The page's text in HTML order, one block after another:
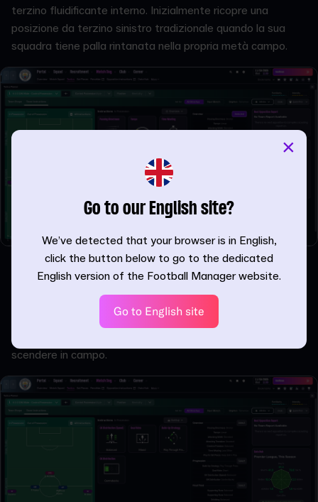
terzino fluidificante interno. Inizialmente ricopre una
posizione da terzino sinistro tradizionale quando la sua
squadra tiene palla rintanata nella propria metà campo.
Quando la squadra sale, O'Reilly si sposta verso l'interno in
posizione di centrocampista difensivo. Il Visualizzatore
mostra questa transizione in maniera perfetta, offrendoti
informazioni più dettagliate sul comportamento dei tuoi
scendere in campo.
Go to our English site?
We’ve detected that your browser is in English,
click the button below to go to the dedicated
English version of the Football Manager website.
Go to English site
×